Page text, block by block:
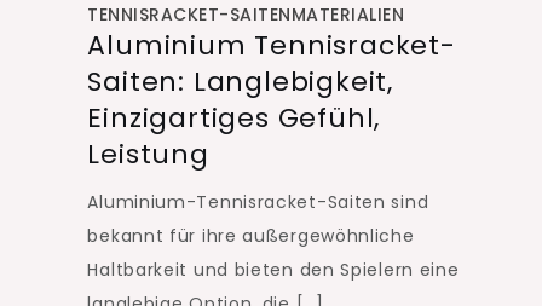
TENNISRACKET-SAITENMATERIALIEN
Aluminium Tennisracket-
Saiten: Langlebigkeit,
Einzigartiges Gefühl,
Leistung
Aluminium-Tennisracket-Saiten sind
bekannt für ihre außergewöhnliche
Haltbarkeit und bieten den Spielern eine